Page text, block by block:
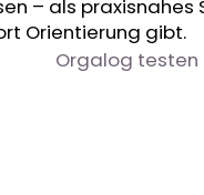
– als
Orientierung gibt.
Orgalog testen